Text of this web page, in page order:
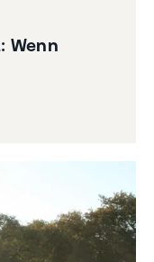
Wenn